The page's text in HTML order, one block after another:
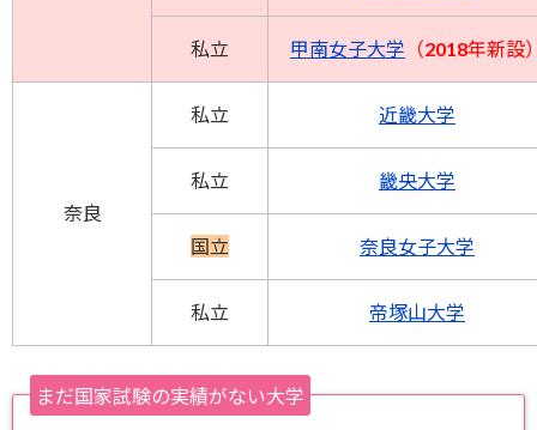
私立 甲南女子大学 （2018年新設
奈良
私立 近畿大学
私立 畿央大学
国立 奈良女子大学
私立 帝塚山大学
まだ国家試験の実績がない大学